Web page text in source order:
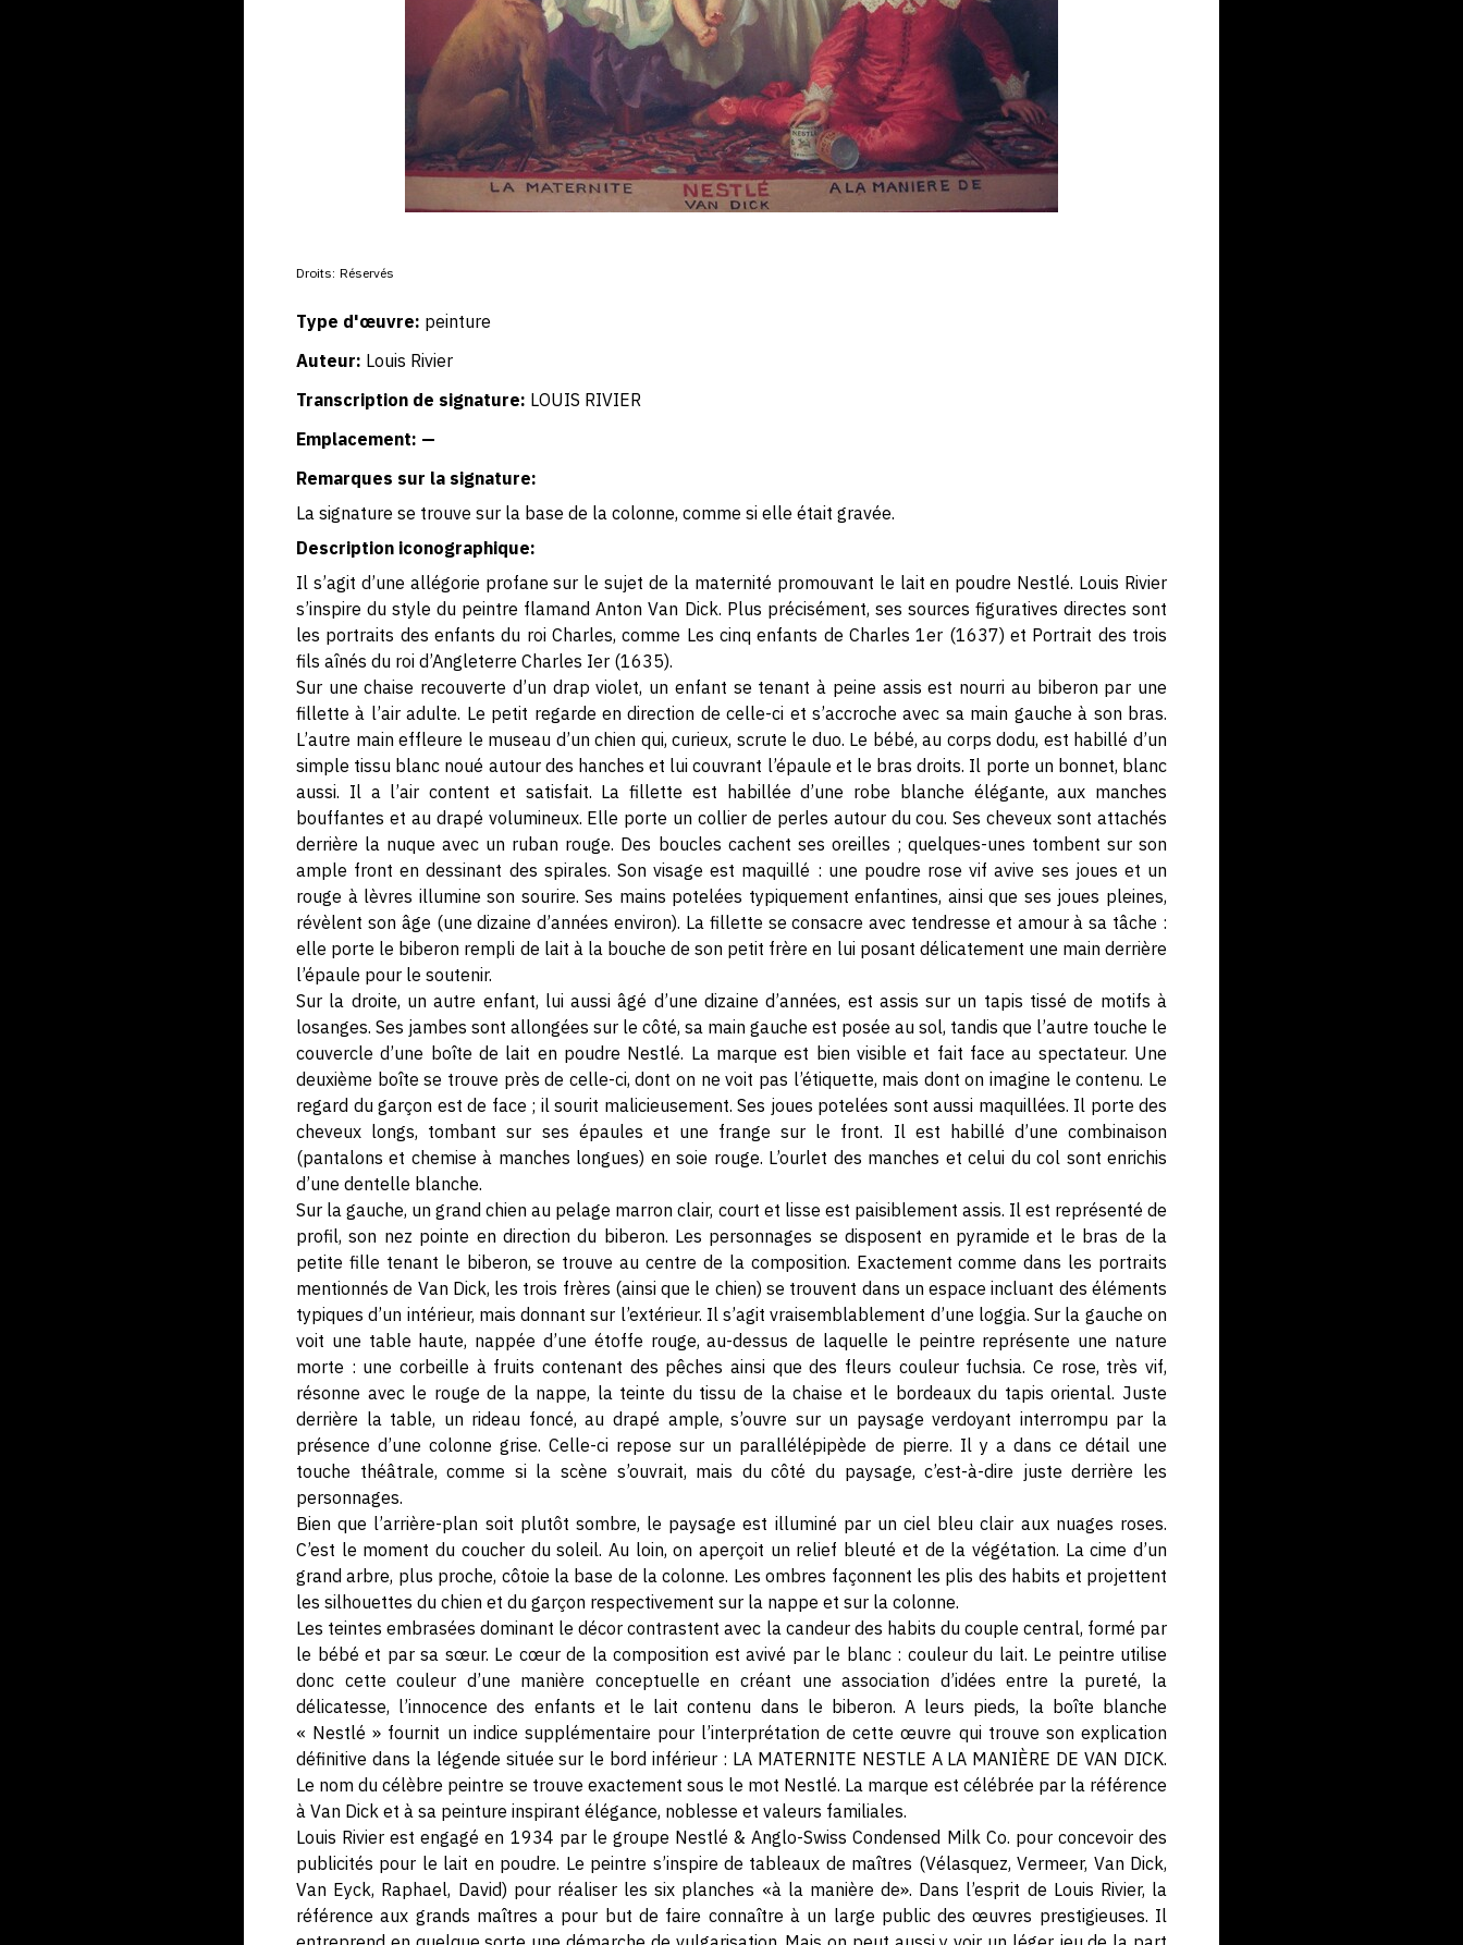
Droits: Réservés
Type d'œuvre: peinture
Auteur: Louis Rivier
Transcription de signature: LOUIS RIVIER
Emplacement: —
Remarques sur la signature:
La signature se trouve sur la base de la colonne, comme si elle était gravée.
Description iconographique:
Il s’agit d’une allégorie profane sur le sujet de la maternité promouvant le lait en poudre Nestlé. Louis Rivier
s’inspire du style du peintre flamand Anton Van Dick. Plus précisément, ses sources figuratives directes sont
les portraits des enfants du roi Charles, comme Les cinq enfants de Charles 1er (1637) et Portrait des trois
fils aînés du roi d’Angleterre Charles Ier (1635).
Sur une chaise recouverte d’un drap violet, un enfant se tenant à peine assis est nourri au biberon par une
fillette à l’air adulte. Le petit regarde en direction de celle-ci et s’accroche avec sa main gauche à son bras.
L’autre main effleure le museau d’un chien qui, curieux, scrute le duo. Le bébé, au corps dodu, est habillé d’un
simple tissu blanc noué autour des hanches et lui couvrant l’épaule et le bras droits. Il porte un bonnet, blanc
aussi. Il a l’air content et satisfait. La fillette est habillée d’une robe blanche élégante, aux manches
bouffantes et au drapé volumineux. Elle porte un collier de perles autour du cou. Ses cheveux sont attachés
derrière la nuque avec un ruban rouge. Des boucles cachent ses oreilles ; quelques-unes tombent sur son
ample front en dessinant des spirales. Son visage est maquillé : une poudre rose vif avive ses joues et un
rouge à lèvres illumine son sourire. Ses mains potelées typiquement enfantines, ainsi que ses joues pleines,
révèlent son âge (une dizaine d’années environ). La fillette se consacre avec tendresse et amour à sa tâche :
elle porte le biberon rempli de lait à la bouche de son petit frère en lui posant délicatement une main derrière
l’épaule pour le soutenir.
Sur la droite, un autre enfant, lui aussi âgé d’une dizaine d’années, est assis sur un tapis tissé de motifs à
losanges. Ses jambes sont allongées sur le côté, sa main gauche est posée au sol, tandis que l’autre touche le
couvercle d’une boîte de lait en poudre Nestlé. La marque est bien visible et fait face au spectateur. Une
deuxième boîte se trouve près de celle-ci, dont on ne voit pas l’étiquette, mais dont on imagine le contenu. Le
regard du garçon est de face ; il sourit malicieusement. Ses joues potelées sont aussi maquillées. Il porte des
cheveux longs, tombant sur ses épaules et une frange sur le front. Il est habillé d’une combinaison
(pantalons et chemise à manches longues) en soie rouge. L’ourlet des manches et celui du col sont enrichis
d’une dentelle blanche.
Sur la gauche, un grand chien au pelage marron clair, court et lisse est paisiblement assis. Il est représenté de
profil, son nez pointe en direction du biberon. Les personnages se disposent en pyramide et le bras de la
petite fille tenant le biberon, se trouve au centre de la composition. Exactement comme dans les portraits
mentionnés de Van Dick, les trois frères (ainsi que le chien) se trouvent dans un espace incluant des éléments
typiques d’un intérieur, mais donnant sur l’extérieur. Il s’agit vraisemblablement d’une loggia. Sur la gauche on
voit une table haute, nappée d’une étoffe rouge, au-dessus de laquelle le peintre représente une nature
morte : une corbeille à fruits contenant des pêches ainsi que des fleurs couleur fuchsia. Ce rose, très vif,
résonne avec le rouge de la nappe, la teinte du tissu de la chaise et le bordeaux du tapis oriental. Juste
derrière la table, un rideau foncé, au drapé ample, s’ouvre sur un paysage verdoyant interrompu par la
présence d’une colonne grise. Celle-ci repose sur un parallélépipède de pierre. Il y a dans ce détail une
touche théâtrale, comme si la scène s’ouvrait, mais du côté du paysage, c’est-à-dire juste derrière les
personnages.
Bien que l’arrière-plan soit plutôt sombre, le paysage est illuminé par un ciel bleu clair aux nuages roses.
C’est le moment du coucher du soleil. Au loin, on aperçoit un relief bleuté et de la végétation. La cime d’un
grand arbre, plus proche, côtoie la base de la colonne. Les ombres façonnent les plis des habits et projettent
les silhouettes du chien et du garçon respectivement sur la nappe et sur la colonne.
Les teintes embrasées dominant le décor contrastent avec la candeur des habits du couple central, formé par
le bébé et par sa sœur. Le cœur de la composition est avivé par le blanc : couleur du lait. Le peintre utilise
donc cette couleur d’une manière conceptuelle en créant une association d’idées entre la pureté, la
délicatesse, l’innocence des enfants et le lait contenu dans le biberon. A leurs pieds, la boîte blanche
« Nestlé » fournit un indice supplémentaire pour l’interprétation de cette œuvre qui trouve son explication
définitive dans la légende située sur le bord inférieur : LA MATERNITE NESTLE A LA MANIÈRE DE VAN DICK.
Le nom du célèbre peintre se trouve exactement sous le mot Nestlé. La marque est célébrée par la référence
à Van Dick et à sa peinture inspirant élégance, noblesse et valeurs familiales.
Louis Rivier est engagé en 1934 par le groupe Nestlé & Anglo-Swiss Condensed Milk Co. pour concevoir des
publicités pour le lait en poudre. Le peintre s’inspire de tableaux de maîtres (Vélasquez, Vermeer, Van Dick,
Van Eyck, Raphael, David) pour réaliser les six planches «à la manière de». Dans l’esprit de Louis Rivier, la
référence aux grands maîtres a pour but de faire connaître à un large public des œuvres prestigieuses. Il